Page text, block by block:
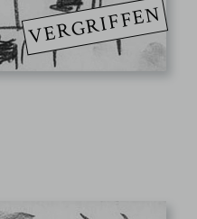
VERGRIFFEN